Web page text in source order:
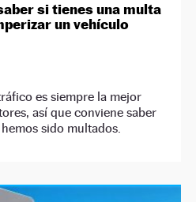
si tienes una multa
un vehículo
es siempre la mejor
así que conviene saber
sido multados.